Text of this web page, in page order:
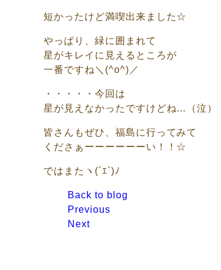
短かったけど満喫出来ました☆
やっぱり、緑に囲まれて
星がキレイに見えるところが
一番ですね＼(^o^)／
・・・・・今回は
星が見えなかったですけどね…（泣）
皆さんもぜひ、福島に行ってみて
くださぁーーーーーーい！！☆
ではまたヽ(´ｴ`)ﾉ
Back to blog
Previous
Next